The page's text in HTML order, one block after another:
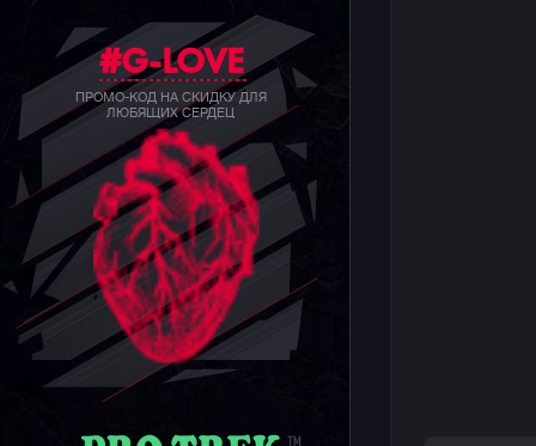
#G-LOVE
ПРОМО-КОД НА СКИДКУ ДЛЯ
ЛЮБЯЩИХ СЕРДЕЦ